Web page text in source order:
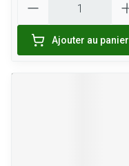
Ajouter au panier